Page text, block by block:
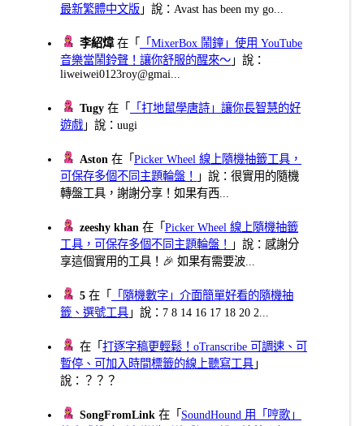
最新繁體中文版 」說：Avast has been my go...
李紹煒在「
「MixerBox 鬧鐘」使用 YouTube
音樂當鬧鈴聲！讓你舒服的醒來～ 」說：
liweiwei0123roy@gmai...
Tugy 在「
「打地鼠學唐詩」讓你長智慧的好
遊戲 」說：uugi
Aston 在「Picker Wheel 線上隨機抽籤工具，
可保存多個不同主題輪盤！
」說：很實用的隨機
轉盤工具，謝謝分享！如果有西...
zeeshy khan 在「Picker Wheel 線上隨機抽籤
工具，可保存多個不同主題輪盤！
」說：感謝分
享這個實用的工具！🎉 如果有需要波...
5 在「
「隨機數字」介面簡單好看的隨機抽
籤、選號工具 」說：7 8 14 16 17 18 20 2...
在「打逐字稿更輕鬆！oTranscribe 可調速、可
暫停、可加入時間標籤的線上聽寫工具 」
說：？？？
SongFromLink 在「 SoundHound 用「哼歌」